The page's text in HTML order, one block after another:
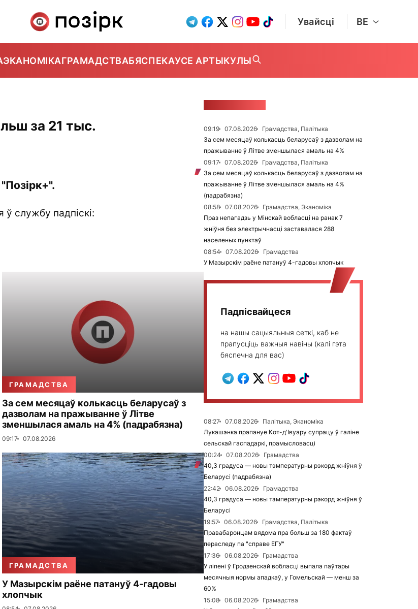
Увайсці BE
ЭКАНОМІКАГРАМАДСТВАБЯСПЕКАУСЕ АРТЫКУЛЫ
за 21 тыс.
ў службу падпіскі:
ГРАМАДСТВА
За сем месяцаў колькасць беларусаў з
дазволам на пражыванне ў Літве
зменшылася амаль на 4% (падрабязна)
09:17 07.08.2026
ГРАМАДСТВА
У Мазырскім раёне патануў 4-гадовы
хлопчык
09:19 07.08.2026
Грамадства, Палітыка
За сем месяцаў колькасць беларусаў з дазволам на
пражыванне ў Літве зменшылася амаль на 4%
09:17
07.08.2026
Грамадства, Палітыка
За сем месяцаў колькасць беларусаў з дазволам на
пражыванне ў Літве зменшылася амаль на 4%
(падрабязна)
08:58
07.08.2026
Грамадства, Эканоміка
Праз непагадзь у Мінскай вобласці на ранак 7
жніўня без электрычнасці заставалася 288
населеных пунктаў
08:54
07.08.2026
Грамадства
У Мазырскім раёне патануў 4-гадовы хлопчык
Падпісвайцеся
на нашы сацыяльныя сеткі, каб не
прапусціць важныя навіны (калі гэта
бяспечна для вас)
08:27 07.08.2026
Палітыка, Эканоміка
Лукашэнка прапануе Кот-д'Івуару супрацу ў галіне
сельскай гаспадаркі, прамысловасці
00:24
07.08.2026
Грамадства
40,3 градуса — новы тэмпературны рэкорд жніўня ў
Беларусі (падрабязна)
22:42
06.08.2026
Грамадства
40,3 градуса — новы тэмпературны рэкорд жніўня ў
Беларусі
19:57
06.08.2026
Грамадства, Палітыка
Правабаронцам вядома пра больш за 180 фактаў
пераследу па "справе ЕГУ"
17:36
06.08.2026
Грамадства
У ліпені ў Гродзенскай вобласці выпала паўтары
месячныя нормы ападкаў, у Гомельскай — менш за
60%
15:08
06.08.2026
Грамадства